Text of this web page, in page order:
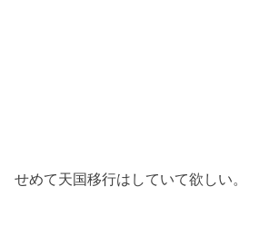
せめて天国移行はしていて欲しい。